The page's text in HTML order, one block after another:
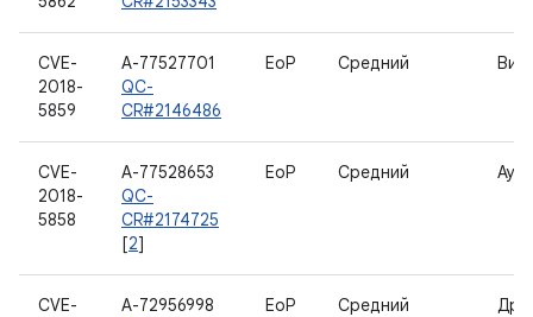
CVE-
2018-
5859
A-77527701
QC-
CR#2146486
EoP Средний
CVE-
2018-
5858
A-77528653
QC-
CR#2174725
[2]
EoP Средний
CVE-
A-72956998
EoP Средний